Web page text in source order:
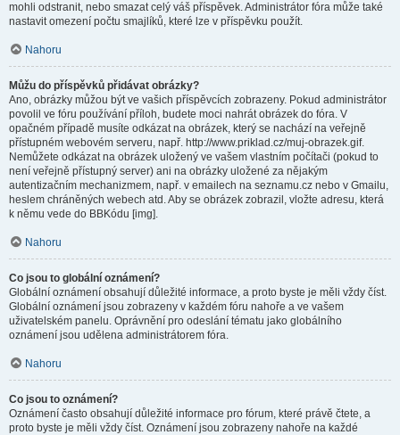
mohli odstranit, nebo smazat celý váš příspěvek. Administrátor fóra může také
nastavit omezení počtu smajlíků, které lze v příspěvku použít.
Nahoru
Můžu do příspěvků přidávat obrázky?
Ano, obrázky můžou být ve vašich příspěvcích zobrazeny. Pokud administrátor
povolil ve fóru používání příloh, budete moci nahrát obrázek do fóra. V
opačném případě musíte odkázat na obrázek, který se nachází na veřejně
přístupném webovém serveru, např. http://www.priklad.cz/muj-obrazek.gif.
Nemůžete odkázat na obrázek uložený ve vašem vlastním počítači (pokud to
není veřejně přístupný server) ani na obrázky uložené za nějakým
autentizačním mechanizmem, např. v emailech na seznamu.cz nebo v Gmailu,
heslem chráněných webech atd. Aby se obrázek zobrazil, vložte adresu, která
k němu vede do BBKódu [img].
Nahoru
Co jsou to globální oznámení?
Globální oznámení obsahují důležité informace, a proto byste je měli vždy číst.
Globální oznámení jsou zobrazeny v každém fóru nahoře a ve vašem
uživatelském panelu. Oprávnění pro odeslání tématu jako globálního
oznámení jsou udělena administrátorem fóra.
Nahoru
Co jsou to oznámení?
Oznámení často obsahují důležité informace pro fórum, které právě čtete, a
proto byste je měli vždy číst. Oznámení jsou zobrazeny nahoře na každé